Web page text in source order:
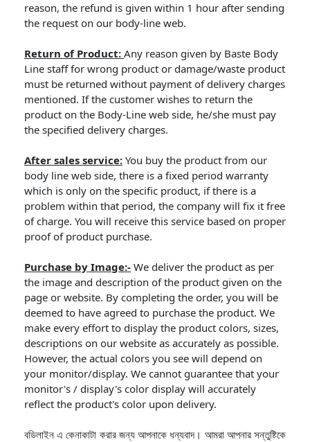
reason, the refund is given within 1 hour after sending
the request on our body-line web.
Return of Product: Any reason given by Baste Body
Line staff for wrong product or damage/waste product
must be returned without payment of delivery charges
mentioned. If the customer wishes to return the
product on the Body-Line web side, he/she must pay
the specified delivery charges.
After sales service: You buy the product from our
body line web side, there is a fixed period warranty
which is only on the specific product, if there is a
problem within that period, the company will fix it free
of charge. You will receive this service based on proper
proof of product purchase.
Purchase by Image:- We deliver the product as per
the image and description of the product given on the
page or website. By completing the order, you will be
deemed to have agreed to purchase the product. We
make every effort to display the product colors, sizes,
descriptions on our website as accurately as possible.
However, the actual colors you see will depend on
your monitor/display. We cannot guarantee that your
monitor's / display's color display will accurately
reflect the product's color upon delivery.
বডিলাইন এ কেনাকাটা করার জন্য আপনাকে ধন্যবাদ। আমরা আপনার সন্তুষ্টিকে